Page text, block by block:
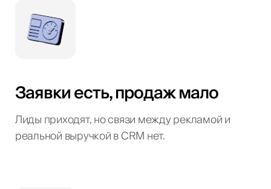
Заявки есть, продаж мало
Лиды приходят, но связи между рекламой и
реальной выручкой в CRM нет.